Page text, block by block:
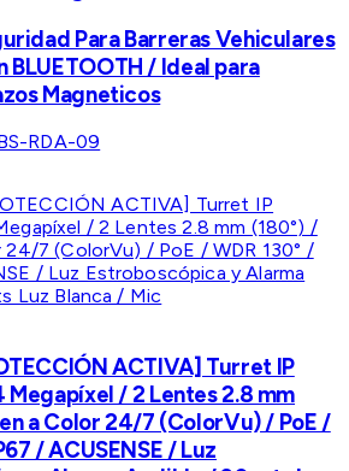
Para Barreras Vehiculares
BLUETOOTH / Ideal para
Magneticos
RDA-09
ACTIVA] Turret IP
Megapíxel / 2 Lentes 2.8 mm
a Color 24/7 (ColorVu) / PoE /
/ ACUSENSE / Luz